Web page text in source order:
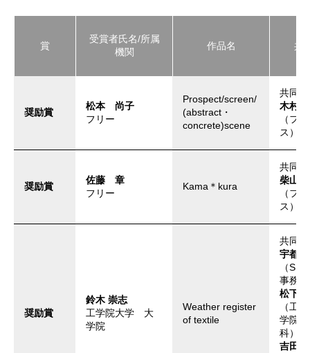
賞
受賞者氏名/所属
機関
作品名 共
奨励賞
松本 尚子
フリー
Prospect/screen/
(abstract・
concrete)scene
共同
木村
（フ
ス）
奨励賞
佐藤 章
フリー
Kama＊kura
共同
柴山
（フ
ス）
奨励賞
鈴木 崇志
工学院大学 大
学院
Weather register
of textile
共同
宇都
（
事務
松下
（工
学院
科）
吉田